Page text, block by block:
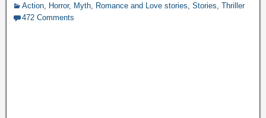
Action Horror, Myth Romance and Love stories Stories Thriller
472 Comments